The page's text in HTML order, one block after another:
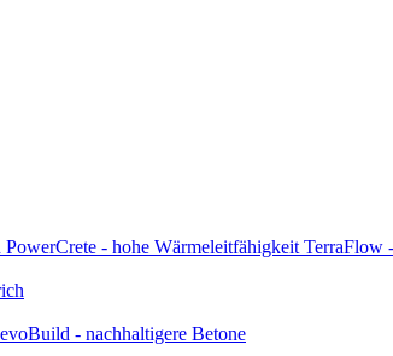
PowerCrete - hohe Wärmeleitfähigkeit TerraFlow
evoBuild - nachhaltigere Betone